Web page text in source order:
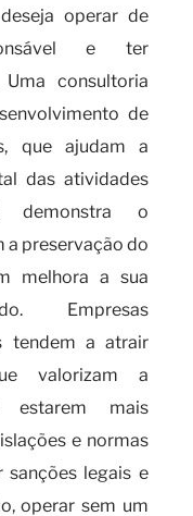
operar de
e ter
consultoria
de
que ajudam a
das atividades
demonstra o
preservação do
melhora a sua
Empresas
tendem a atrair
valorizam a
estarem mais
e normas
sanções legais e
operar sem um